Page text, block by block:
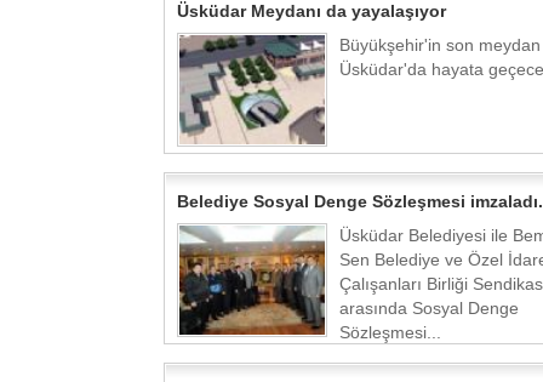
Üsküdar Meydanı da yayalaşıyor
Büyükşehir'in son
Üsküdar'da hayata
Belediye Sosyal Denge Sözleşmesi
Üsküdar Belediyesi ile
Sen Belediye ve Özel
Çalışanları Birliği
arasında Sosyal Denge
Sözleşmesi...